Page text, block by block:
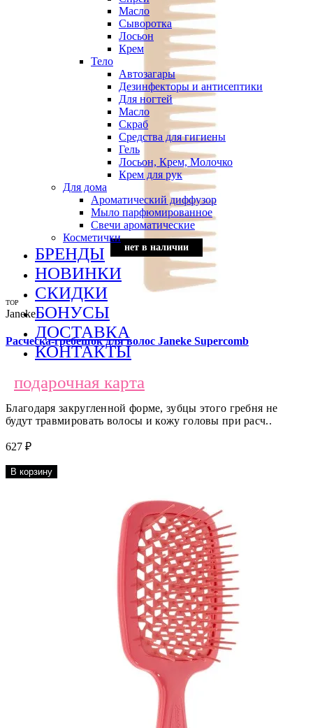
Масло
Сыворотка
Лосьон
Крем
Тело
Автозагары
Дезинфекторы и антисептики
Для ногтей
Масло
Скраб
Средства для гигиены
Гель
Лосьон, Крем, Молочко
Крем для рук
Для дома
Ароматический диффузор
Мыло парфюмированное
Свечи ароматические
Косметички
БРЕНДЫ
НОВИНКИ
СКИДКИ
БОНУСЫ
ДОСТАВКА
КОНТАКТЫ
подарочная карта
TOP
Janeke
Расческа-гребешок для волос Janeke Supercomb
Благодаря закругленной форме, зубцы этого гребня не
будут травмировать волосы и кожу головы при расч..
627 ₽
В корзину
нет в наличии
нет в наличии
нет в наличии
нет в наличии
нет в наличии
нет в наличии